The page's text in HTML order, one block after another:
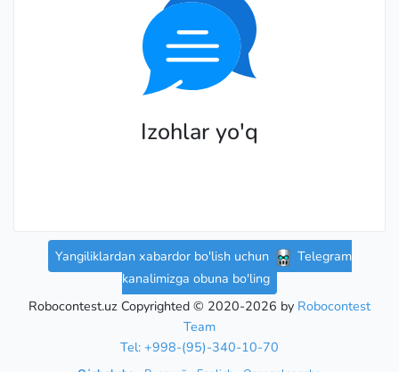
Izohlar yo'q
Yangiliklardan xabardor bo'lish uchun
Telegram
kanalimizga obuna bo'ling
Robocontest.uz Copyrighted © 2020-2026 by Robocontest
Team
Tel: +998-(95)-340-10-70